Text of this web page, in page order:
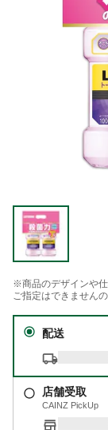
※商品のデザインや仕
ご指定はできません
配送
店舗受取
CAINZ PickUp